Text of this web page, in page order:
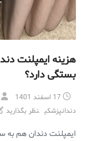
هزینه ایمپلنت
بستگی دارد؟
17 اسفند 1401
دندانپزشکی نظر بگذارید
ایمپلنت دندان هم